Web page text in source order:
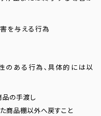
を与える行為
のある行為、具体的には以
品の手渡し
商品棚以外へ戻すこと